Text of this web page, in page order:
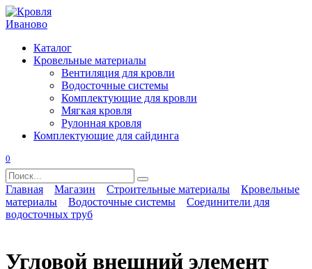
Перейти
к
Каталог
Кровельные материалы
Вентиляция для кровли
Водосточные системы
Комплектующие для кровли
Мягкая кровля
Рулонная кровля
Комплектующие для сайдинга
0
Search
for:
Главная Магазин Строительные материалы
Кровельные
материалы
Водосточные системы
Соединители для
водосточных труб
Угловой внешний элемент